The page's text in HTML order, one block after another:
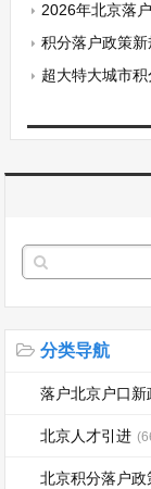
2026年北京落
积分落户政策
超大特大城市
分类导航
落户北京户口新
北京人才引进
北京积分落户政